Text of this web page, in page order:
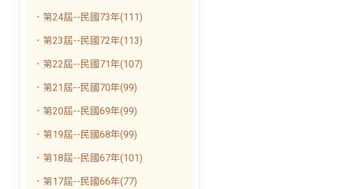
．第24屆--民國73年(111)
．第23屆--民國72年(113)
．第22屆--民國71年(107)
．第21屆--民國70年(99)
．第20屆--民國69年(99)
．第19屆--民國68年(99)
．第18屆--民國67年(101)
．第17屆--民國66年(77)